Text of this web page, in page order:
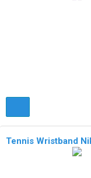
Tennis Wristband